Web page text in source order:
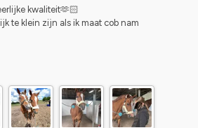
kwaliteit🫶🏻
te klein zijn als ik maat cob nam